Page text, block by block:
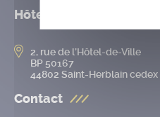
Hôtel de ville
2, rue de l’Hôtel-de-Ville
BP 50167
44802 Saint-Herblain cedex
Contact